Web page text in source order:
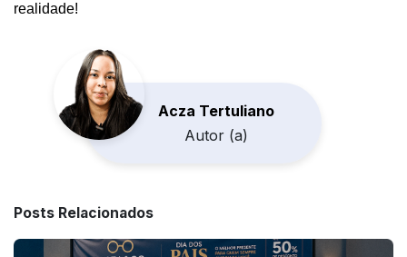
realidade!
Acza Tertuliano
Autor (a)
Posts Relacionados